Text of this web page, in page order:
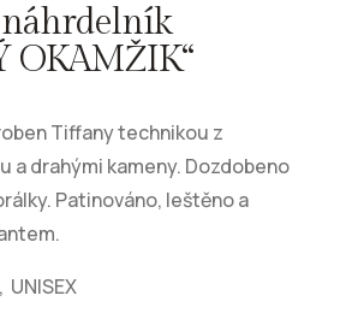
OKAMŽIK“
Tiffany technikou z
a drahými kameny. Dozdobeno
Patinováno, leštěno a
UNISEX